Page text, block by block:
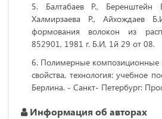
Балтабаев Р., Беренштейн
Халмирзаева Р., Айхождаев
формования волокон из
852901, 1981 г. Б.И, 1й 29 от 08.
Полимерные композиционные
свойства, технология: учебное
Берлина. - Санкт- Петербург:
Информация об авторах